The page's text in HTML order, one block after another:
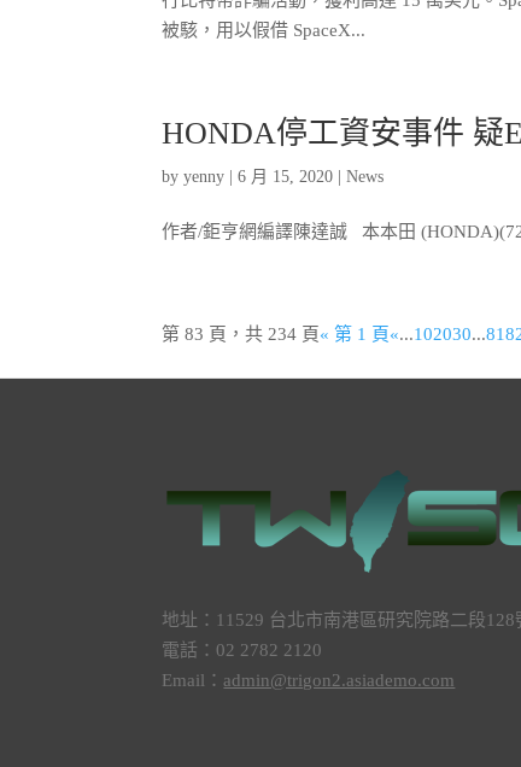
被駭，用以假借 SpaceX...
HONDA停工資安事件 疑
byyenny |6 月 15, 2020 |News
作者/鉅亨網編譯陳達誠 本本田
第 83 頁，共 234 頁« 第 1 頁«...102030...81
地址：11529 台北市南港區研究院路二段
電話：02 2782 2120
Email： admin@trigon2.asiademo.com